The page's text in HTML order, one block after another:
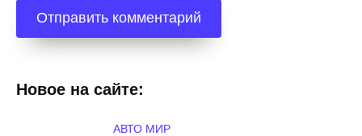
Новое на сайте:
АВТО МИР